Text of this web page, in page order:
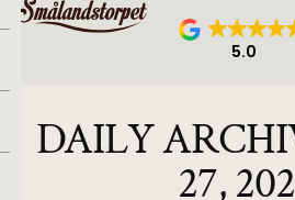
5.0
DAILY
27,